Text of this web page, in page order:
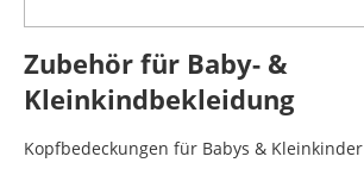
Zubehör für Baby- &
Kleinkindbekleidung
Kopfbedeckungen für Babys & Kleinkinder